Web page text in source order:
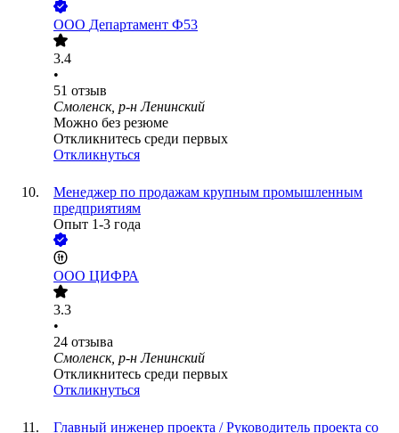
ООО Департамент Ф53
3.4
•
51 отзыв
Смоленск, р-н Ленинский
Можно без резюме
Откликнитесь среди первых
Откликнуться
Менеджер по продажам крупным промышленным
предприятиям
Опыт 1-3 года
ООО ЦИФРА
3.3
•
24 отзыва
Смоленск, р-н Ленинский
Откликнитесь среди первых
Откликнуться
Главный инженер проекта / Руководитель проекта со